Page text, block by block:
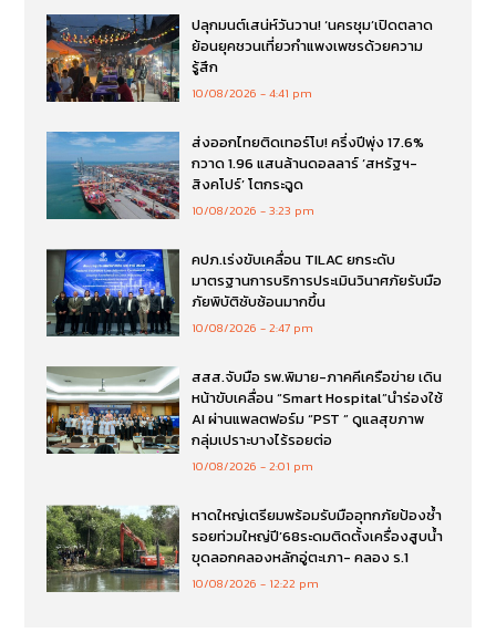
ปลุกมนต์เสน่ห์วันวาน! ‘นครชุม’เปิดตลาด
ย้อนยุคชวนเที่ยวกำแพงเพชรด้วยความ
รู้สึก
10/08/2026 4:41 pm
ส่งออกไทยติดเทอร์โบ! ครึ่งปีพุ่ง 17.6%
กวาด 1.96 แสนล้านดอลลาร์ ‘สหรัฐฯ-
สิงคโปร์’ โตกระฉูด
10/08/2026 3:23 pm
คปภ.เร่งขับเคลื่อน TILAC ยกระดับ
มาตรฐานการบริการประเมินวินาศภัยรับมือ
ภัยพิบัติซับซ้อนมากขึ้น
10/08/2026 2:47 pm
สสส.จับมือ รพ.พิมาย-ภาคคีเครือข่าย เดิน
หน้าขับเคลื่อน “Smart Hospital”นำร่องใช้
AI ผ่านแพลตฟอร์ม “PST ” ดูแลสุขภาพ
กลุ่มเปราะบางไร้รอยต่อ
10/08/2026 2:01 pm
หาดใหญ่เตรียมพร้อมรับมืออุทกภัยป้องซ้ำ
รอยท่วมใหญ่ปี’68ระดมติดตั้งเครื่องสูบน้ำ
ขุดลอกคลองหลักอู่ตะเภา- คลอง ร.1
10/08/2026 12:22 pm